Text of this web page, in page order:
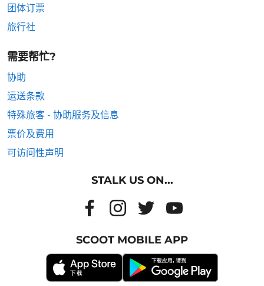
团体订票
旅行社
需要帮忙?
协助
运送条款
特殊旅客 - 协助服务及信息
票价及费用
可访问性声明
STALK US ON...
SCOOT MOBILE APP